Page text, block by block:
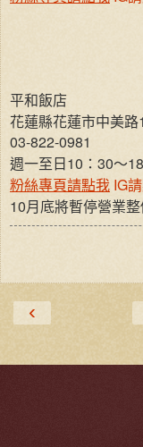
平和飯店
花蓮縣花蓮市中美路
03-822-0981
週一至日10：30～
粉絲專頁請點我 IG
10月底將暫停營業
‹